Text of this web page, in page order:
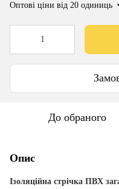
Оптові ціни від 20 одиниць
До обраного
Опис
Ізоляційна стрічка ПВХ